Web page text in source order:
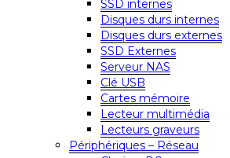
SSD internes
Disques durs internes
Disques durs externes
SSD Externes
Serveur NAS
Clé USB
Cartes mémoire
Lecteur multimédia
Lecteurs graveurs
Périphériques – Réseau